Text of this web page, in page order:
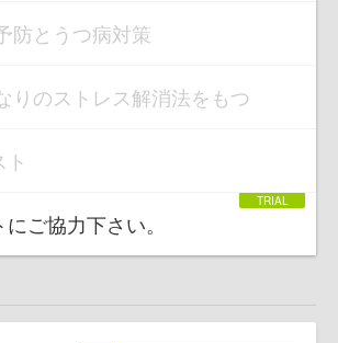
防とうつ病対策
りのストレス解消法をもつ
ご協力下さい。